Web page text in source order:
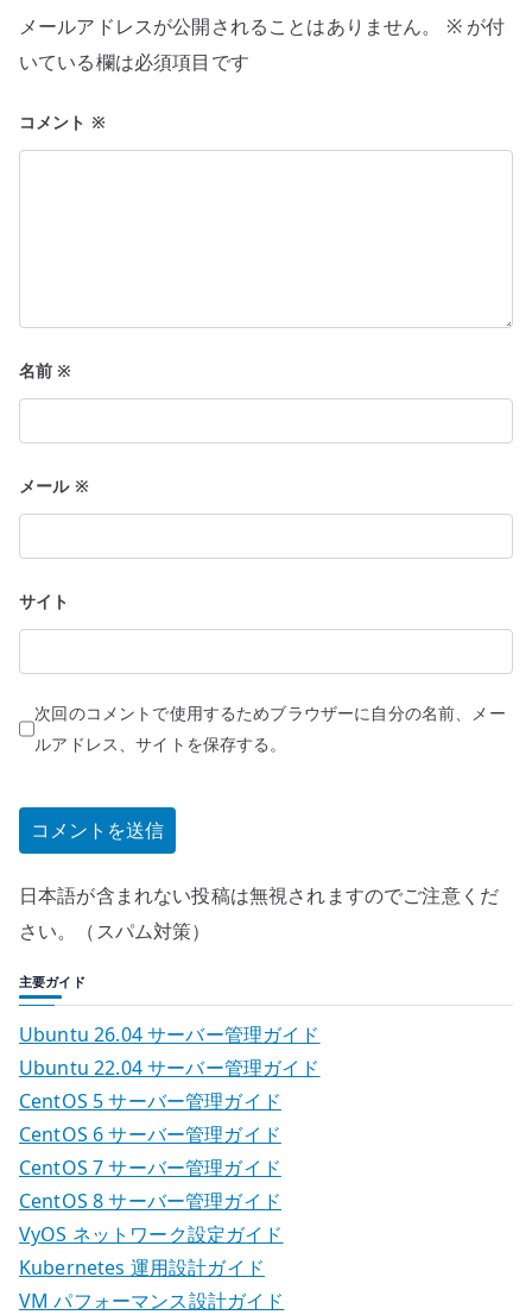
シ
ョ
ン
メールアドレスが公開されることはありません。 ※が付
いている欄は必須項目です
コメント ※
名前※
メール ※
サイト
次回のコメントで使用するためブラウザーに自分の名前、メー
ルアドレス、サイトを保存する。
日本語が含まれない投稿は無視されますのでご注意くだ
さい。（スパム対策）
主要ガイド
Ubuntu 26.04 サーバー管理ガイド
Ubuntu 22.04 サーバー管理ガイド
CentOS 5 サーバー管理ガイド
CentOS 6 サーバー管理ガイド
CentOS 7 サーバー管理ガイド
CentOS 8 サーバー管理ガイド
VyOS ネットワーク設定ガイド
Kubernetes 運用設計ガイド
VM パフォーマンス設計ガイド